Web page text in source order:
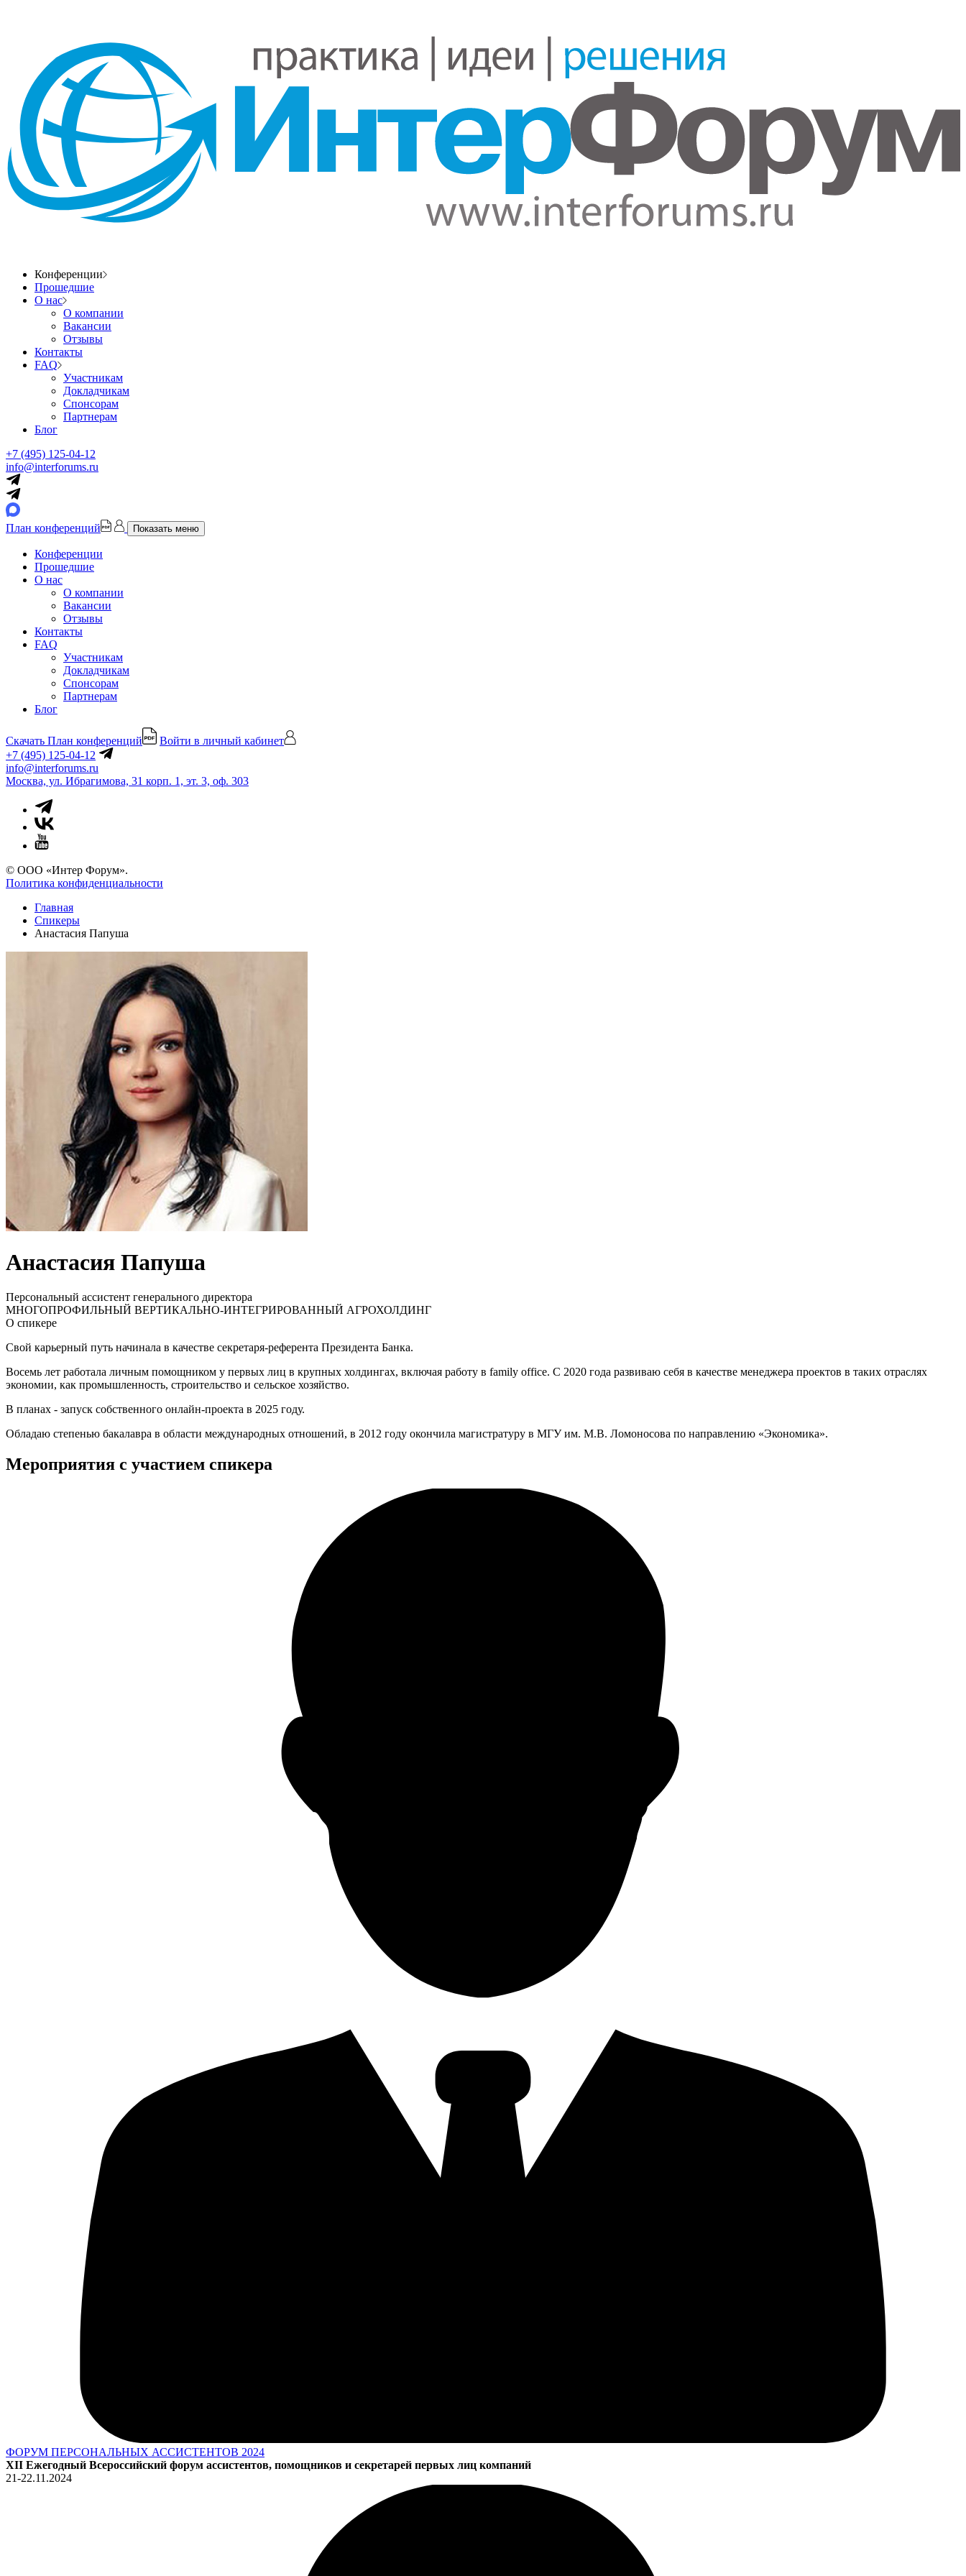
Конференции
Прошедшие
О нас
О компании
Вакансии
Отзывы
Контакты
FAQ
Участникам
Докладчикам
Спонсорам
Партнерам
Блог
+7 (495) 125-04-12
info@interforums.ru
План конференций Показать меню
Конференции
Прошедшие
О нас
О компании
Вакансии
Отзывы
Контакты
FAQ
Участникам
Докладчикам
Спонсорам
Партнерам
Блог
Скачать План конференций
Войти в личный кабинет
+7 (495) 125-04-12
info@interforums.ru
Москва, ул. Ибрагимова, 31 корп. 1, эт. 3, оф. 303
© ООО «Интер Форум».
Политика конфиденциальности
Главная
Спикеры
Анастасия Папуша
Анастасия Папуша
Персональный ассистент генерального директора
МНОГОПРОФИЛЬНЫЙ ВЕРТИКАЛЬНО-ИНТЕГРИРОВАННЫЙ АГРОХОЛДИНГ
О спикере
Свой карьерный путь начинала в качестве секретаря-референта Президента Банка.
Восемь лет работала личным помощником у первых лиц в крупных холдингах, включая работу в family office. С 2020 года развиваю себя в качестве менеджера проектов в таких отраслях
экономии, как промышленность, строительство и сельское хозяйство.
В планах - запуск собственного онлайн-проекта в 2025 году.
Обладаю степенью бакалавра в области международных отношений, в 2012 году окончила магистратуру в МГУ им. М.В. Ломоносова по направлению «Экономика».
Мероприятия с участием спикера
ФОРУМ ПЕРСОНАЛЬНЫХ АССИСТЕНТОВ 2024
XII Ежегодный Всероссийский форум ассистентов, помощников и секретарей первых лиц компаний
21-22.11.2024